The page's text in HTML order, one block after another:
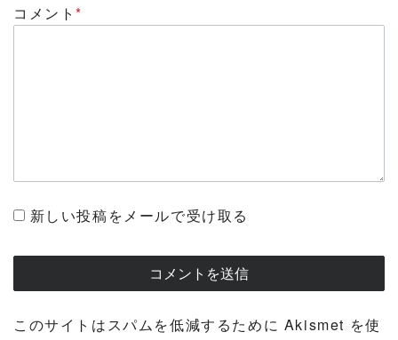
コメント*
新しい投稿をメールで受け取る
このサイトはスパムを低減するために Akismet を使